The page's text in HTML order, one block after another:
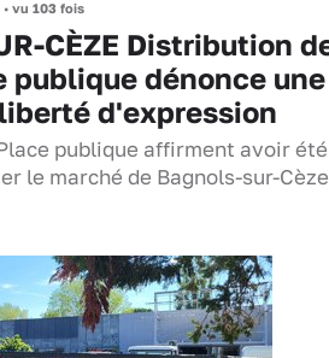
• vu 103 fois
CÈZE Distribution
publique dénonce une
d'expression
publique affirment avoir été
le marché de Bagnols-sur-